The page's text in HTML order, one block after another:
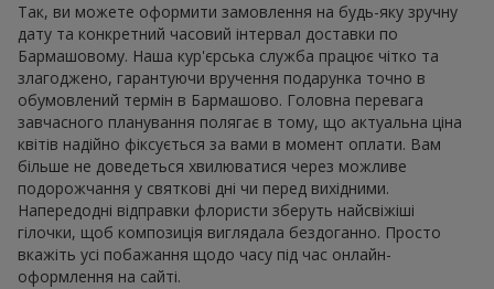
Так, ви можете оформити замовлення на будь-яку зручну
дату та конкретний часовий інтервал доставки по
Бармашовому. Наша кур'єрська служба працює чітко та
злагоджено, гарантуючи вручення подарунка точно в
обумовлений термін в Бармашово. Головна перевага
завчасного планування полягає в тому, що актуальна ціна
квітів надійно фіксується за вами в момент оплати. Вам
більше не доведеться хвилюватися через можливе
подорожчання у святкові дні чи перед вихідними.
Напередодні відправки флористи зберуть найсвіжіші
гілочки, щоб композиція виглядала бездоганно. Просто
вкажіть усі побажання щодо часу під час онлайн-
оформлення на сайті.